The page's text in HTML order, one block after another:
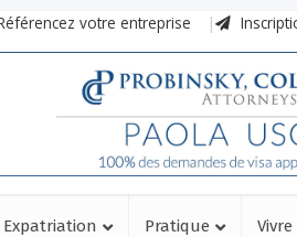
votre entreprise
Expatriation Pratique Vivre